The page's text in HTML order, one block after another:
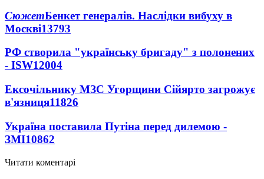
СюжетБенкет генералів. Наслідки вибуху в
Москві13793
РФ створила "українську бригаду" з полонених
- ISW12004
Ексочільнику МЗС Угорщини Сійярто загрожує
в'язниця11826
Україна поставила Путіна перед дилемою -
ЗМІ10862
Читати коментарі